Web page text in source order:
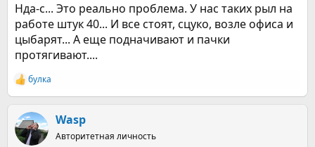
Нда-с... Это реально проблема. У нас таких рыл на
работе штук 40... И все стоят, сцуко, возле офиса и
цыбарят... А еще подначивают и пачки
протягивают....
Р
е
к
ц
и
булка
Wasp
Авторитетная личность